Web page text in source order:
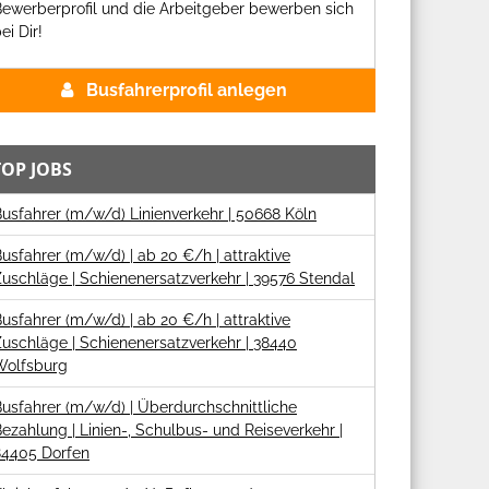
und die Arbeitgeber bewerben sich
Dir!
Busfahrerprofil anlegen
JOBS
(m/w/d) Linienverkehr | 50668 Köln
(m/w/d) | ab 20 €/h | attraktive
| Schienenersatzverkehr | 39576 Stendal
(m/w/d) | ab 20 €/h | attraktive
| Schienenersatzverkehr | 38440
(m/w/d) | Überdurchschnittliche
| Linien-, Schulbus- und Reiseverkehr |
Dorfen